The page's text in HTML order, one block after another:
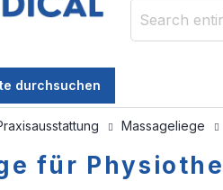
durchsuchen
Massageliege
für